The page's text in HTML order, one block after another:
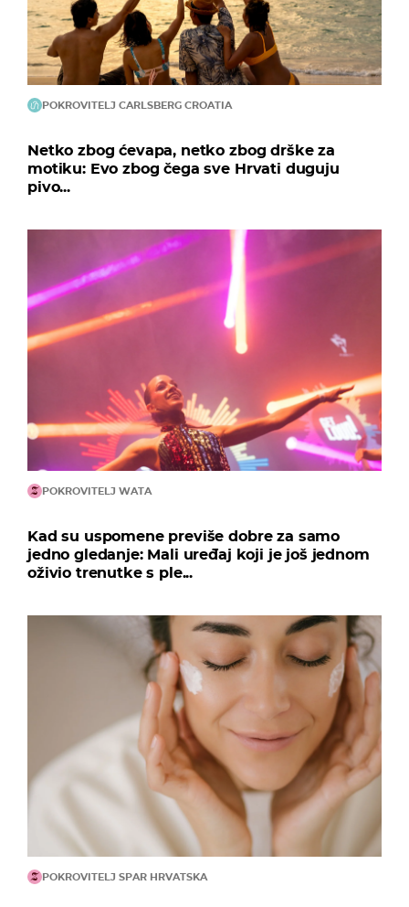
POKROVITELJ CARLSBERG CROATIA
Netko zbog ćevapa, netko zbog drške za
motiku: Evo zbog čega sve Hrvati duguju
pivo...
POKROVITELJ WATA
Kad su uspomene previše dobre za samo
jedno gledanje: Mali uređaj koji je još jednom
oživio trenutke s ple...
POKROVITELJ SPAR HRVATSKA